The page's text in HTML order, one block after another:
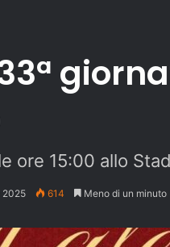
ore 15:00 allo
2025 614 Meno di un minuto